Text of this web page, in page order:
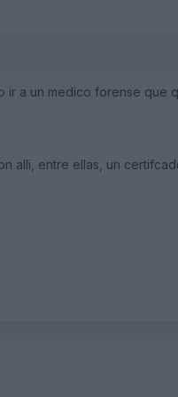
ir a un medico forense que
alli, entre ellas, un